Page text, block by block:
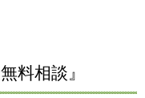
料相談』